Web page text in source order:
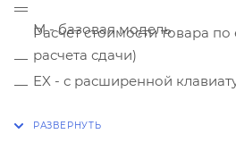
Расчет стоимости товара
расчета сдачи)
товаров
М - базовая модель
EX - с расширенной
BT - большая платформа